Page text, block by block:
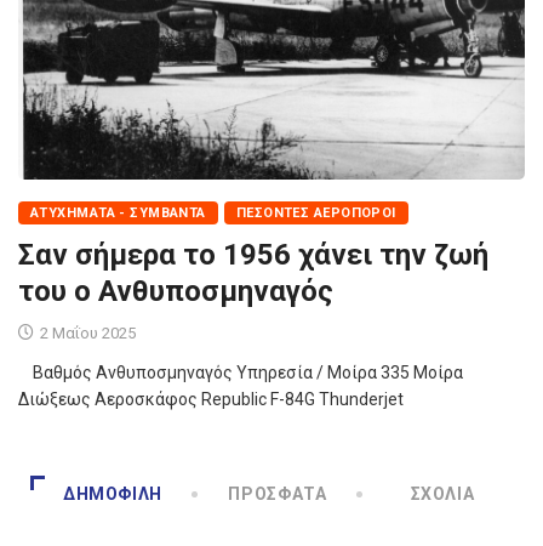
ΑΤΥΧΉΜΑΤΑ - ΣΥΜΒΆΝΤΑ ΠΕΣΌΝΤΕΣ ΑΕΡΟΠΌΡΟΙ
Σαν σήμερα το 1956 χάνει την ζωή
του ο Ανθυποσμηναγός
2 Μαΐου 2025
Βαθμός Ανθυποσμηναγός Υπηρεσία / Μοίρα 335 Μοίρα
Διώξεως Αεροσκάφος Republic F-84G Thunderjet
ΔΗΜΟΦΙΛΉ ΠΡΌΣΦΑΤΑ ΣΧΌΛΙΑ